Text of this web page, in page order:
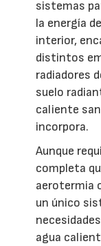
sistemas
la energía
interior,
distintos
radiadores
suelo
caliente
incorpora.
Aunque
completa
aerotermia
un único
agua